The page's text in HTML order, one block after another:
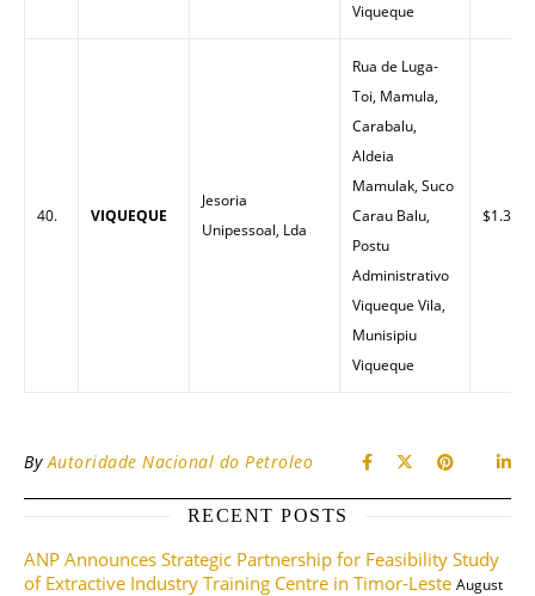
Viqueque
40. VIQUEQUE
Jesoria
Unipessoal, Lda
Rua de Luga-
Toi, Mamula,
Carabalu,
Aldeia
Mamulak, Suco
Carau Balu,
Postu
Administrativo
Viqueque Vila,
Munisipiu
Viqueque
$1.33
ByAutoridade Nacional do Petroleo
RECENT POSTS
ANP Announces Strategic Partnership for Feasibility Study
of Extractive Industry Training Centre in Timor-Leste August